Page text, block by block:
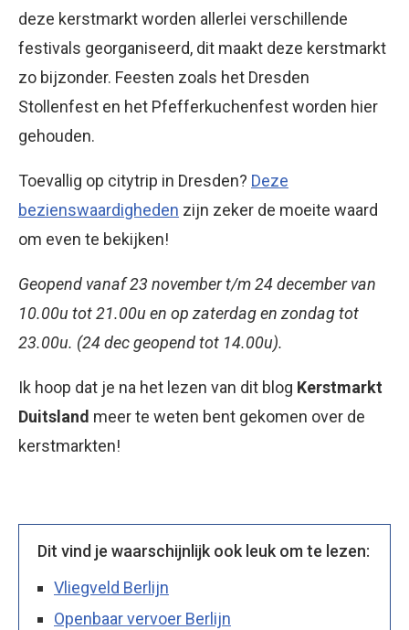
deze kerstmarkt worden allerlei verschillende
festivals georganiseerd, dit maakt deze kerstmarkt
zo bijzonder. Feesten zoals het Dresden
Stollenfest en het Pfefferkuchenfest worden hier
gehouden.
Toevallig op citytrip in Dresden? Deze
bezienswaardigheden zijn zeker de moeite waard
om even te bekijken!
Geopend vanaf 23 november t/m 24 december van
10.00u tot 21.00u en op zaterdag en zondag tot
23.00u. (24 dec geopend tot 14.00u).
Ik hoop dat je na het lezen van dit blog Kerstmarkt
Duitsland meer te weten bent gekomen over de
kerstmarkten!
Dit vind je waarschijnlijk ook leuk om te lezen:
Vliegveld Berlijn
Openbaar vervoer Berlijn